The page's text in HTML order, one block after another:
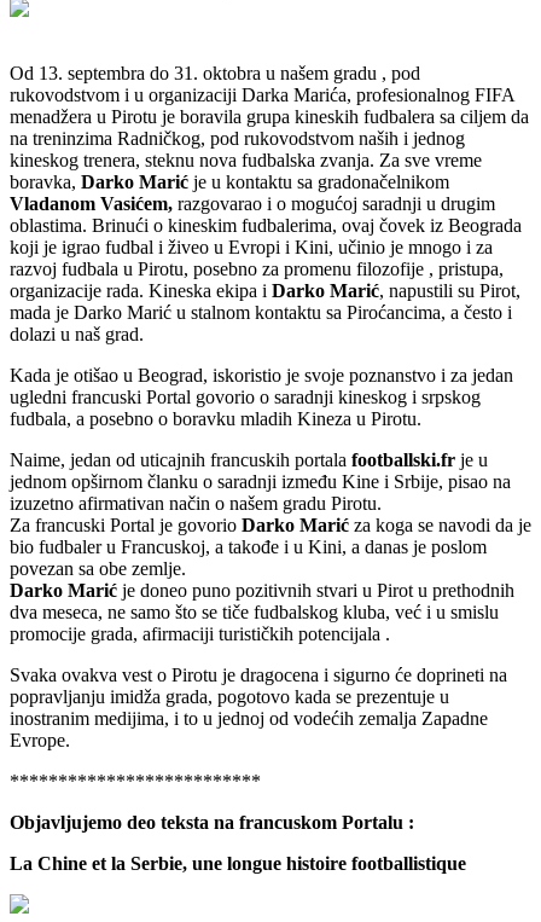
Od 13. septembra do 31. oktobra u našem gradu , pod
rukovodstvom i u organizaciji Darka Marića, profesionalnog FIFA
menadžera u Pirotu je boravila grupa kineskih fudbalera sa ciljem da
na treninzima Radničkog, pod rukovodstvom naših i jednog
kineskog trenera, steknu nova fudbalska zvanja. Za sve vreme
boravka, Darko Marić je u kontaktu sa gradonačelnikom
Vladanom Vasićem, razgovarao i o mogućoj saradnji u drugim
oblastima. Brinući o kineskim fudbalerima, ovaj čovek iz Beograda
koji je igrao fudbal i živeo u Evropi i Kini, učinio je mnogo i za
razvoj fudbala u Pirotu, posebno za promenu filozofije , pristupa,
organizacije rada. Kineska ekipa i Darko Marić, napustili su Pirot,
mada je Darko Marić u stalnom kontaktu sa Piroćancima, a često i
dolazi u naš grad.
Kada je otišao u Beograd, iskoristio je svoje poznanstvo i za jedan
ugledni francuski Portal govorio o saradnji kineskog i srpskog
fudbala, a posebno o boravku mladih Kineza u Pirotu.
Naime, jedan od uticajnih francuskih portala footballski.fr je u
jednom opširnom članku o saradnji između Kine i Srbije, pisao na
izuzetno afirmativan način o našem gradu Pirotu.
Za francuski Portal je govorio Darko Marić za koga se navodi da je
bio fudbaler u Francuskoj, a takođe i u Kini, a danas je poslom
povezan sa obe zemlje.
Darko Marić je doneo puno pozitivnih stvari u Pirot u prethodnih
dva meseca, ne samo što se tiče fudbalskog kluba, već i u smislu
promocije grada, afirmaciji turističkih potencijala .
Svaka ovakva vest o Pirotu je dragocena i sigurno će doprineti na
popravljanju imidža grada, pogotovo kada se prezentuje u
inostranim medijima, i to u jednoj od vodećih zemalja Zapadne
Evrope.
**************************
Objavljujemo deo teksta na francuskom Portalu :
La Chine et la Serbie, une longue histoire footballistique